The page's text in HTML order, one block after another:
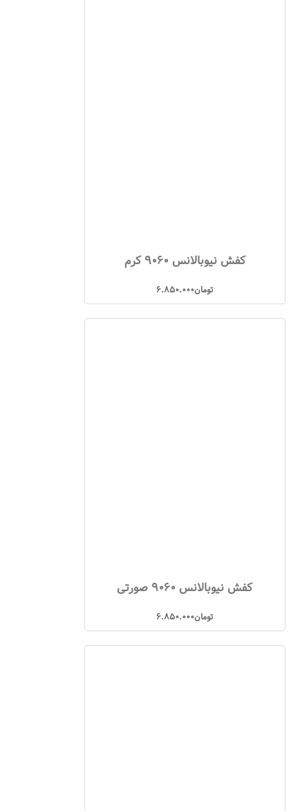
کفش نیوبالانس 9060 کرم
تومان6.850.000
کفش نیوبالانس 9060 صورتی
تومان6.850.000